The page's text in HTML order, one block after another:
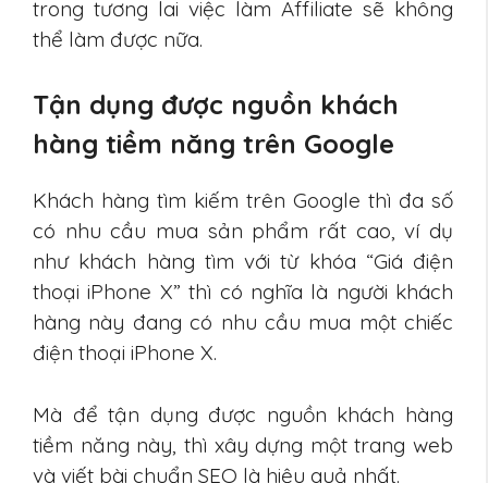
trong tương lai việc làm Affiliate sẽ không
thể làm được nữa.
Tận dụng được nguồn khách
hàng tiềm năng trên Google
Khách hàng tìm kiếm trên Google thì đa số
có nhu cầu mua sản phẩm rất cao, ví dụ
như khách hàng tìm với từ khóa “Giá điện
thoại iPhone X” thì có nghĩa là người khách
hàng này đang có nhu cầu mua một chiếc
điện thoại iPhone X.
Mà để tận dụng được nguồn khách hàng
tiềm năng này, thì xây dựng một trang web
và viết bài chuẩn SEO là hiệu quả nhất.